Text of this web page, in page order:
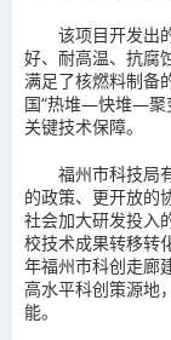
该项目开发出
好、耐高温、抗腐
满足了核燃料制备
国“热堆—快堆—聚
关键技术保障。
福州市科技局
的政策、更开放的
社会加大研发投入
校技术成果转移转
年福州市科创走廊
高水平科创策源地
能。